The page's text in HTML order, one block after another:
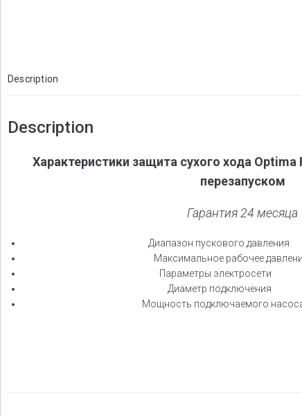
Description
Description
Характеристики защита сухого хода
перезапуском
Гарантия 24 месяца
Диапазон пускового
Максимальное рабочее
Параметры
Диаметр
Мощность подключаемого